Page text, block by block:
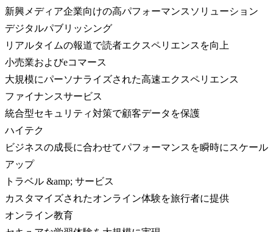
新興メディア企業向けの高パフォーマンスソリューション
デジタルパブリッシング
リアルタイムの報道で読者エクスペリエンスを向上
小売業およびeコマース
大規模にパーソナライズされた高速エクスペリエンス
ファイナンスサービス
統合型セキュリティ対策で顧客データを保護
ハイテク
ビジネスの成長に合わせてパフォーマンスを瞬時にスケール
アップ
トラベル &amp; サービス
カスタマイズされたオンライン体験を旅行者に提供
オンライン教育